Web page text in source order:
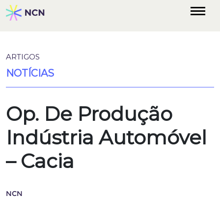
ARTIGOS
NOTÍCIAS
Op. De Produção
Indústria Automóvel
– Cacia
NCN